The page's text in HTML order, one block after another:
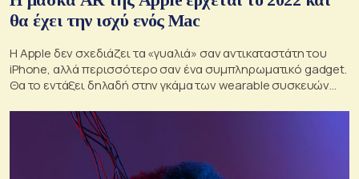
θα έχει την ισχύ ενός Mac
Η Apple δεν σχεδιάζει τα «γυαλιά» σαν αντικαταστάτη του
iPhone, αλλά περισσότερο σαν ένα συμπληρωματικό gadget.
Θα το εντάξει δηλαδή στην γκάμα των wearable συσκευών